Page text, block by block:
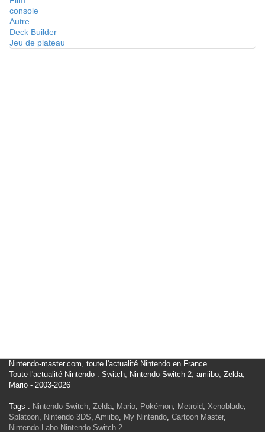
console
Autre
Deck Builder
Jeu de plateau
Nintendo-master.com, toute l'actualité Nintendo en France
Toute l'actualité Nintendo : Switch, Nintendo Switch 2, amiibo, Zelda,
Mario - 2003-2026
Tags : Nintendo Switch, Zelda, Mario, Pokémon, Metroid, Xenoblade,
Splatoon, Nintendo 3DS, Amiibo, My Nintendo, Cartoon Master,
Nintendo Labo Nintendo Switch 2